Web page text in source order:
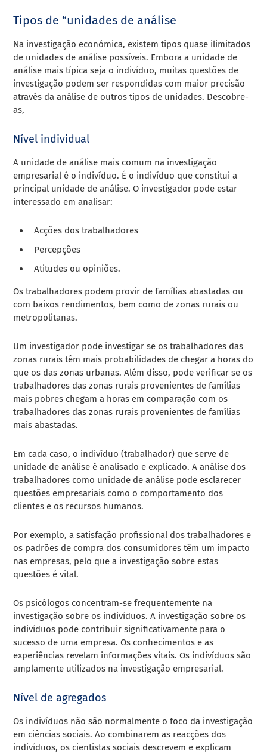
Tipos de “unidades de análise
Na investigação económica, existem tipos quase ilimitados
de unidades de análise possíveis. Embora a unidade de
análise mais típica seja o indivíduo, muitas questões de
investigação podem ser respondidas com maior precisão
através da análise de outros tipos de unidades. Descobre-
as,
Nível individual
A unidade de análise mais comum na investigação
empresarial é o indivíduo. É o indivíduo que constitui a
principal unidade de análise. O investigador pode estar
interessado em analisar:
Acções dos trabalhadores
Percepções
Atitudes ou opiniões.
Os trabalhadores podem provir de famílias abastadas ou
com baixos rendimentos, bem como de zonas rurais ou
metropolitanas.
Um investigador pode investigar se os trabalhadores das
zonas rurais têm mais probabilidades de chegar a horas do
que os das zonas urbanas. Além disso, pode verificar se os
trabalhadores das zonas rurais provenientes de famílias
mais pobres chegam a horas em comparação com os
trabalhadores das zonas rurais provenientes de famílias
mais abastadas.
Em cada caso, o indivíduo (trabalhador) que serve de
unidade de análise é analisado e explicado. A análise dos
trabalhadores como unidade de análise pode esclarecer
questões empresariais como o comportamento dos
clientes e os recursos humanos.
Por exemplo, a satisfação profissional dos trabalhadores e
os padrões de compra dos consumidores têm um impacto
nas empresas, pelo que a investigação sobre estas
questões é vital.
Os psicólogos concentram-se frequentemente na
investigação sobre os indivíduos. A investigação sobre os
indivíduos pode contribuir significativamente para o
sucesso de uma empresa. Os conhecimentos e as
experiências revelam informações vitais. Os indivíduos são
amplamente utilizados na investigação empresarial.
Nível de agregados
Os indivíduos não são normalmente o foco da investigação
em ciências sociais. Ao combinarem as reacções dos
indivíduos, os cientistas sociais descrevem e explicam